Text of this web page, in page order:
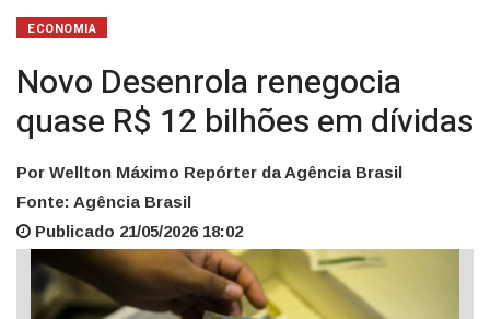
ECONOMIA
Novo Desenrola renegocia
quase R$ 12 bilhões em dívidas
Por Wellton Máximo Repórter da Agência Brasil
Fonte: Agência Brasil
Publicado 21/05/2026 18:02